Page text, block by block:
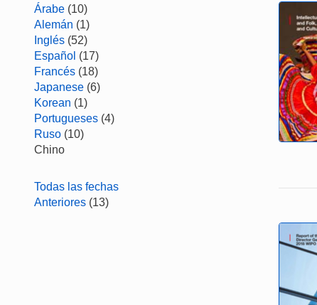
Árabe (10)
Alemán (1)
Inglés (52)
Español (17)
Francés (18)
Japanese (6)
Korean (1)
Portugueses (4)
Ruso (10)
Chino
Todas las fechas
Anteriores (13)